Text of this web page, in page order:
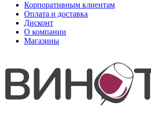
Корпоративным клиентам
Оплата и доставка
Дисконт
О компании
Магазины